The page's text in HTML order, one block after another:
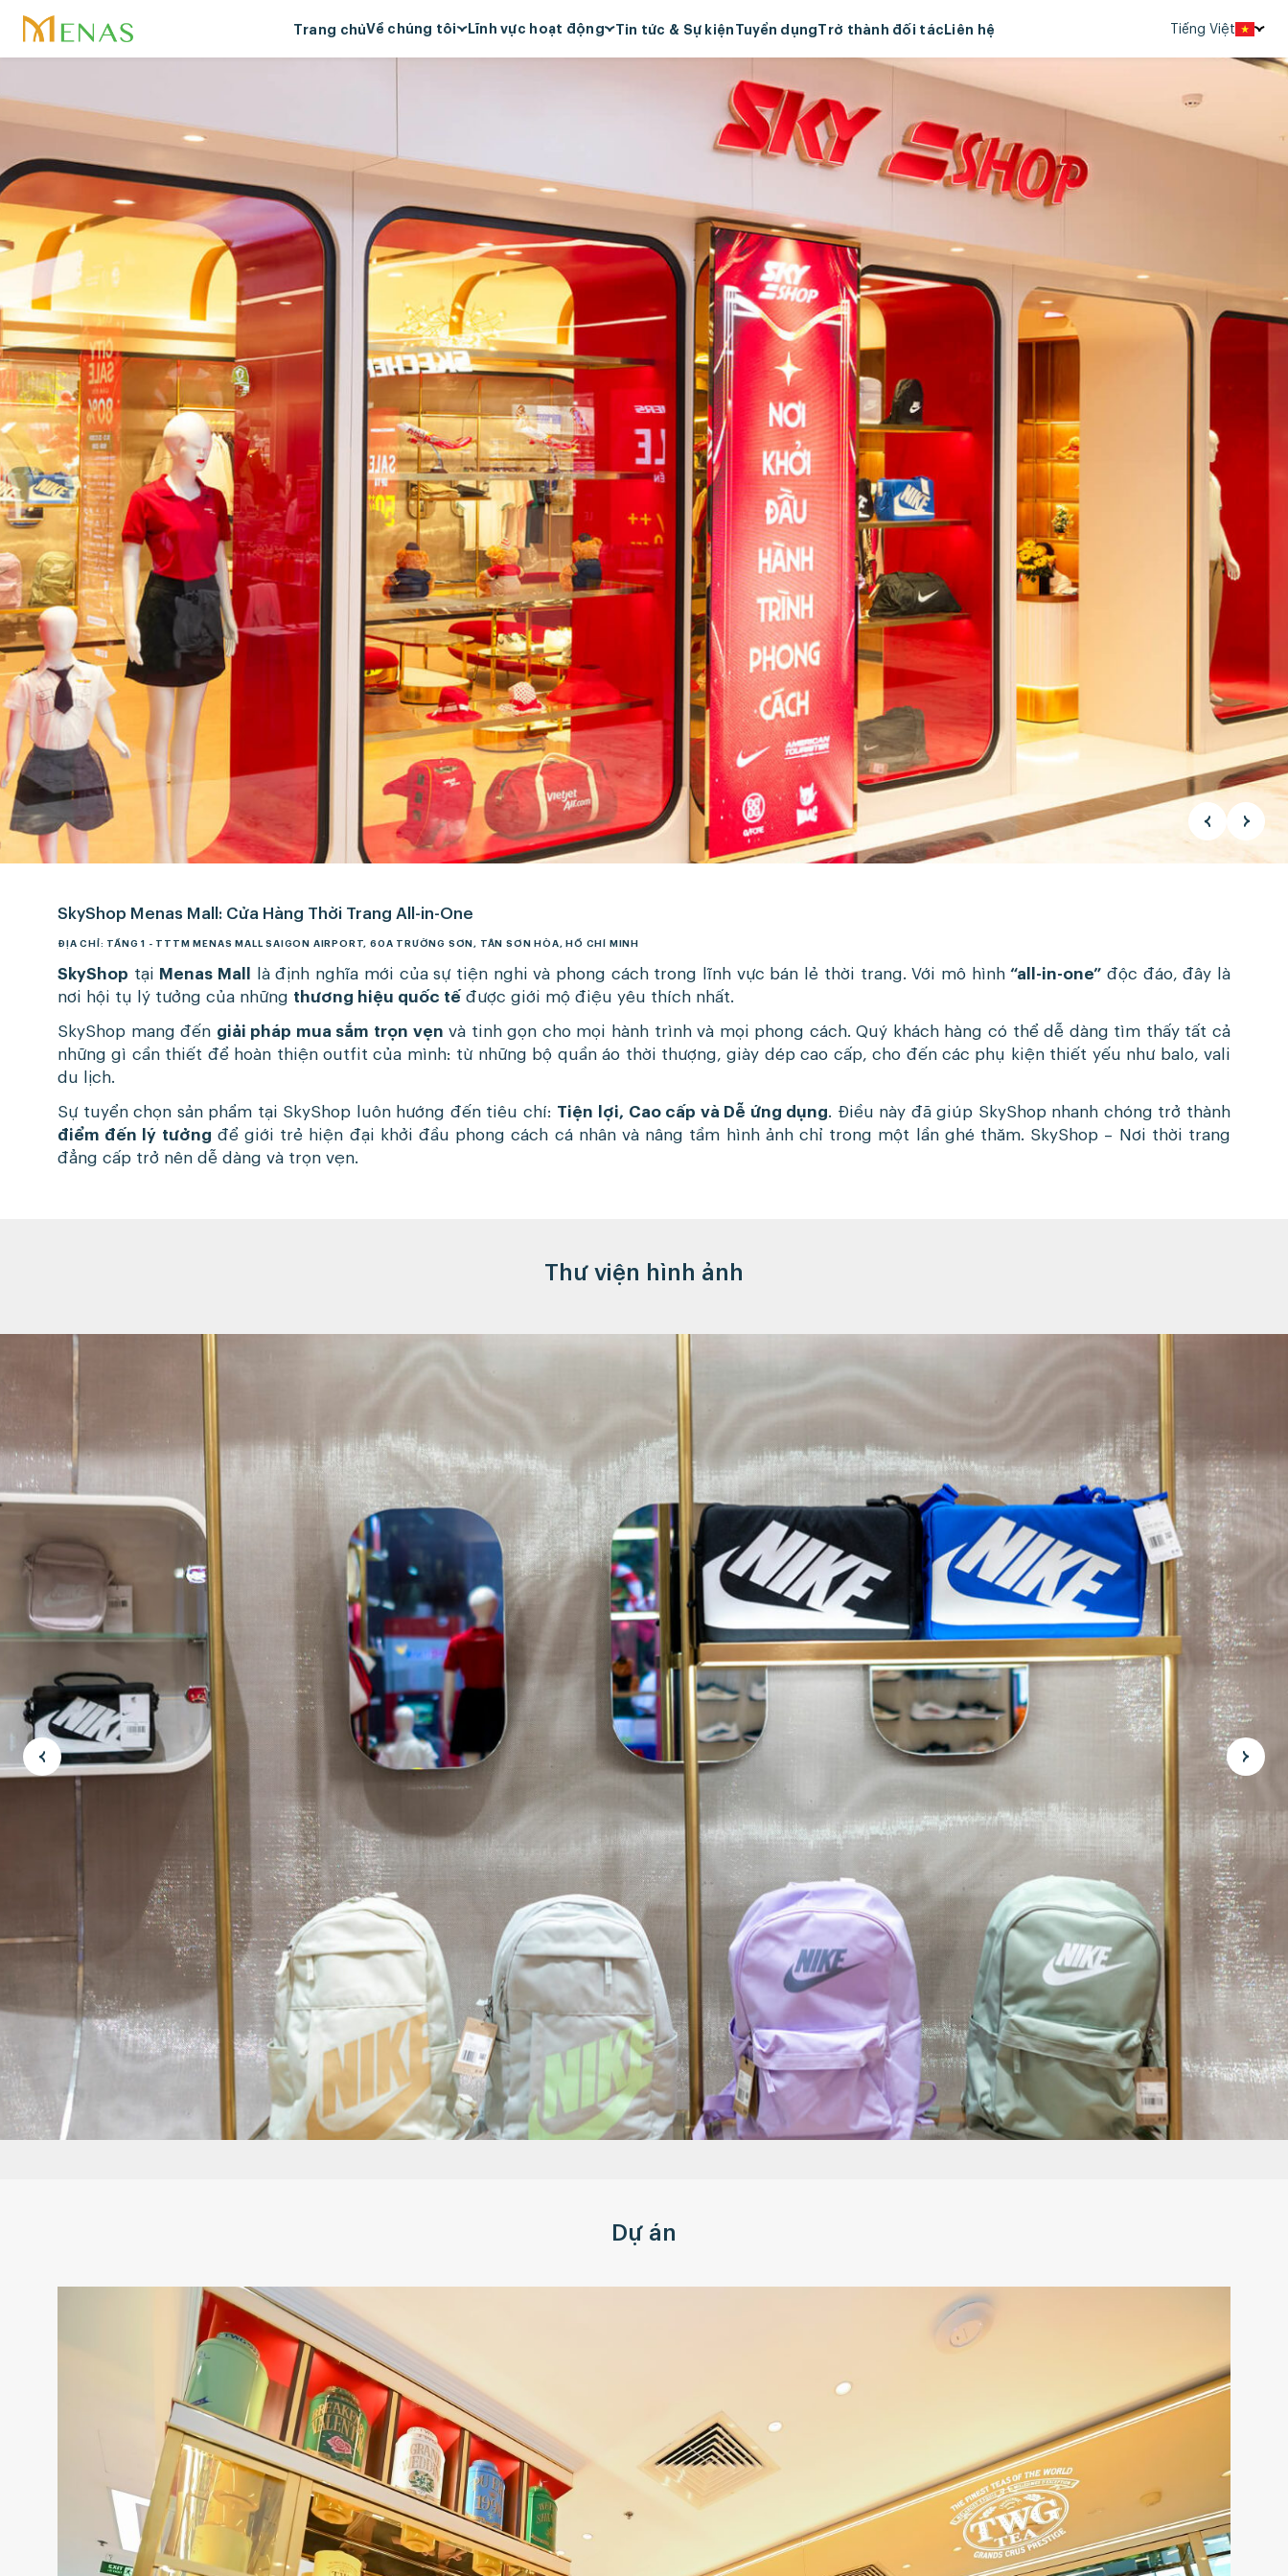
Trang chủVề chúng tôi
Menas & Cam Kết ESG
Trách nhiệm xã hội
Giải thưởng
Dự án tiêu biểu
Lĩnh vực hoạt động
Mỹ phẩm & Nước hoa
Quản lý tài sản
Khách sạn & Nghỉ dưỡng
Tin tức & Sự kiệnTuyển dụngTrở thành đối tácLiên hệ Tiếng Việt
SkyShop Menas Mall: Cửa Hàng Thời Trang All-in-One
ĐỊA CHỈ: TẦNG 1 - TTTM MENAS MALL SAIGON AIRPORT, 60A TRƯỜNG SƠN, TÂN SƠN HÒA, HỒ CHÍ MINH
SkyShop tại Menas Mall là định nghĩa mới của sự tiện nghi và phong cách trong lĩnh vực bán lẻ thời trang. Với mô hình“all-in-one” độc đáo, đây là
nơi hội tụ lý tưởng của những thương hiệu quốc tếđược giới mộ điệu yêu thích nhất.
SkyShop mang đến giải pháp mua sắm trọn vẹn và tinh gọn cho mọi hành trình và mọi phong cách. Quý khách hàng có thể dễ dàng tìm thấy tất cả
những gì cần thiết để hoàn thiệnoutfit của mình: từ những bộ quần áo thời thượng, giày dép cao cấp, cho đến các phụ kiện thiết yếu như balo, vali
du lịch.
Sự tuyển chọn sản phẩm tại SkyShop luôn hướng đến tiêu chí: Tiện lợi, Cao cấp và Dễ ứng dụng. Điều này đã giúp SkyShop nhanh chóng trở thành
điểm đến lý tưởng để giới trẻ hiện đại khởi đầu phong cách cá nhân và nâng tầm hình ảnh chỉ trong một lần ghé thăm. SkyShop – Nơi thời trang
đẳng cấp trở nên dễ dàng và trọn vẹn.
Thư viện hình ảnh
Dự án